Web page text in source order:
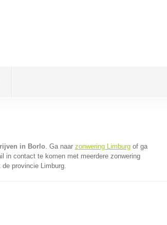
in Borlo. Ga naar zonwering Limburgof ga
in contact te komen met meerdere zonwering
provincie Limburg.